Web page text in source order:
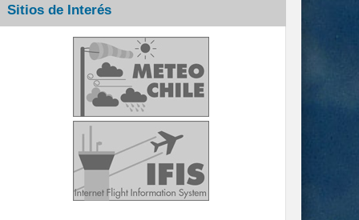
Sitios de Interés